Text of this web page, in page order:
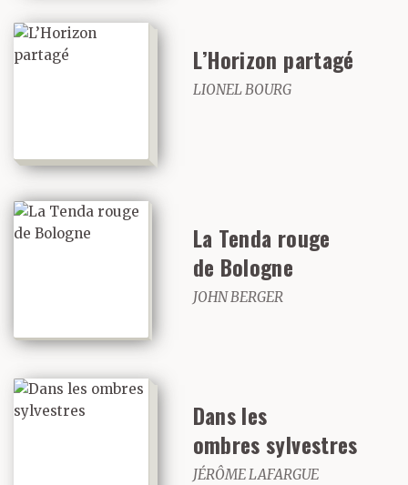
L’Horizon partagé
LIONEL BOURG
La Tenda rouge
de Bologne
JOHN BERGER
Dans les
ombres sylvestres
JÉRÔME LAFARGUE